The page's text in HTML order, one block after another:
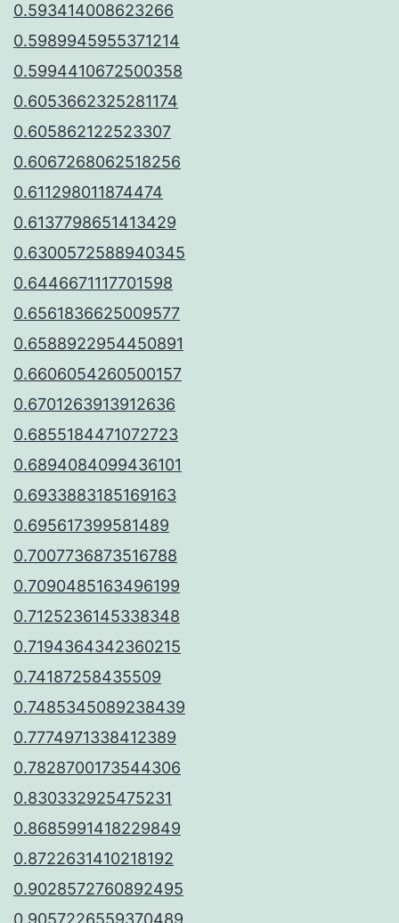
0.593414008623266
0.5989945955371214
0.5994410672500358
0.6053662325281174
0.605862122523307
0.6067268062518256
0.611298011874474
0.6137798651413429
0.6300572588940345
0.6446671117701598
0.6561836625009577
0.6588922954450891
0.6606054260500157
0.6701263913912636
0.6855184471072723
0.6894084099436101
0.6933883185169163
0.695617399581489
0.7007736873516788
0.7090485163496199
0.7125236145338348
0.7194364342360215
0.74187258435509
0.7485345089238439
0.7774971338412389
0.7828700173544306
0.830332925475231
0.8685991418229849
0.8722631410218192
0.9028572760892495
0.9057226559370489